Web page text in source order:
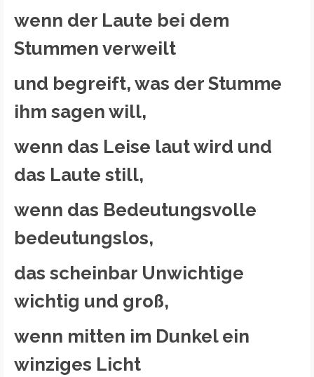
wenn der Laute bei dem
Stummen verweilt
und begreift, was der Stumme
ihm sagen will,
wenn das Leise laut wird und
das Laute still,
wenn das Bedeutungsvolle
bedeutungslos,
das scheinbar Unwichtige
wichtig und groß,
wenn mitten im Dunkel ein
winziges Licht